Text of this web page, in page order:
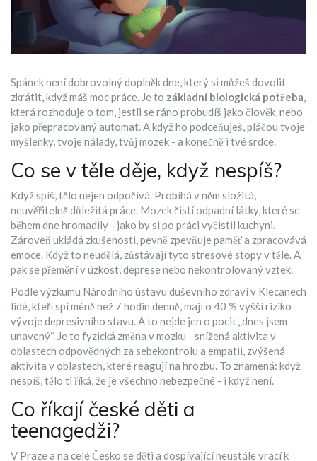
Spánek není dobrovolný doplněk dne, který si můžeš dovolit
zkrátit, když máš moc práce. Je to základní biologická potřeba,
která rozhoduje o tom, jestli se ráno probudíš jako člověk, nebo
jako přepracovaný automat. A když ho podceňuješ, pláčou tvoje
myšlenky, tvoje nálady, tvůj mozek - a konečně i tvé srdce.
Co se v těle děje, když nespíš?
Když spíš, tělo nejen odpočívá. Probíhá v něm složitá,
neuvěřitelně důležitá práce. Mozek čistí odpadní látky, které se
během dne hromadily - jako by si po práci vyčistil kuchyni.
Zároveň ukládá zkušenosti, pevně zpevňuje paměť a zpracovává
emoce. Když to neudělá, zůstávají tyto stresové stopy v těle. A
pak se přemění v úzkost, deprese nebo nekontrolovaný vztek.
Podle výzkumu Národního ústavu duševního zdraví v Klecanech
lidé, kteří spí méně než 7 hodin denně, mají o 40 % vyšší riziko
vývoje depresivního stavu. A to nejde jen o pocit „dnes jsem
unavený“. Je to fyzická změna v mozku - snížená aktivita v
oblastech odpovědných za sebekontrolu a empatii, zvýšená
aktivita v oblastech, které reagují na hrozbu. To znamená: když
nespíš, tělo ti říká, že je všechno nebezpečné - i když není.
Co říkají české děti a
teenagedži?
V Praze a na celé Česko se děti a dospívající neustále vrací k